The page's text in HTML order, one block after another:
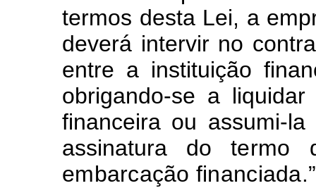
termos desta Lei, a
deverá intervir no
entre a instituição
obrigando-se a
financeira ou assumi-
assinatura dotermo
embarcação financiada.